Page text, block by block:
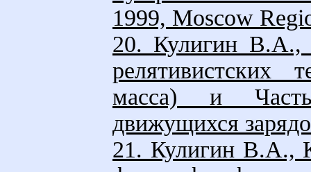
1999, Moscow
20. Кулигин В.А.,
релятивистских
масса) и
движущихся
21. Кулигин В.А.,